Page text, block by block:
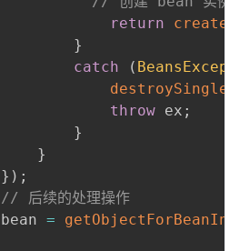
return
}
catch
(
throw ex ;
}
}
} ) ;
// 后续的处理操作
				bean
=